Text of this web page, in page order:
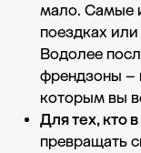
мало. Самые
поездках
Водолее
френдзоны –
которым вы
Для тех, кто
превращать